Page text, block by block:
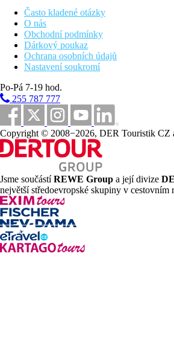
Vybavení pokojů
nastavitelná klimatizace,
telefon
Na pokoji max. 3 osoby. 2 děti do 12
deluxe s přistýlkou za příplatek. 3
propojenými dveřmi.
Pláž
Plážová dovolená
Dětský bazén
Fotogalerie
Často kladené otázky
O nás
Obchodní podmínky
Dárkový poukaz
Ochrana osobních údajů
Nastavení soukromí
Po-Pá 7-19 hod.
255 787 777
Copyright © 2008−2026, DER Touristik CZ
Jsme součástíREWE Group a její divize
největší středoevropské skupiny v cestovním